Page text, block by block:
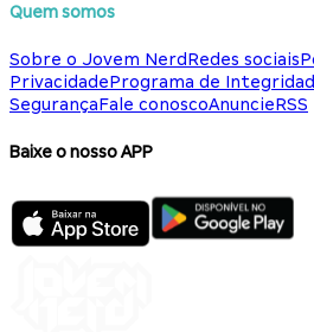
Quem somos
Sobre o Jovem NerdRedes sociais
PrivacidadePrograma de
SegurançaFale conoscoAnuncieRSS
Baixe o nosso APP